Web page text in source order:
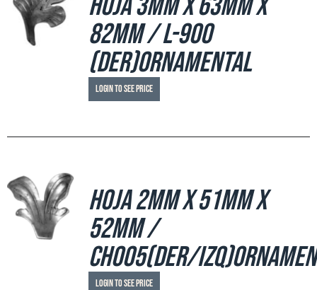
82mm / L-900
(der)ornamental
Login to see price
Hoja 2mm x 51mm x
52mm /
CH005(der/
Login to see price